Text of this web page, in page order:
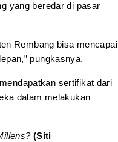
yang beredar di pasar
Rembang bisa mencapai
pungkasnya.
sertifikat dari
dalam melakukan
(Siti